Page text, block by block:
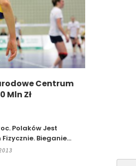
Centrum
Mln Zł
Polaków Jest
Bieganie...